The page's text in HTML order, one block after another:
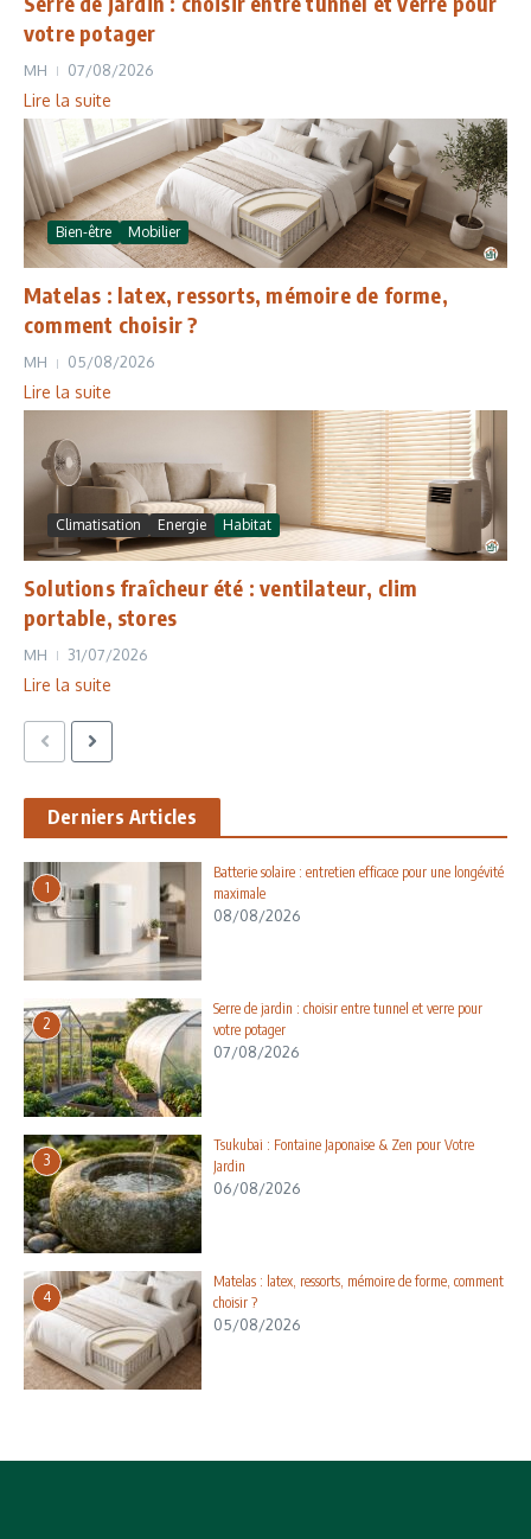
votre potager
MH 07/08/2026
Lire la suite
Bien-être Mobilier
Matelas : latex, ressorts, mémoire de forme,
comment choisir ?
MH 05/08/2026
Lire la suite
Climatisation Energie Habitat
Solutions fraîcheur été : ventilateur, clim
portable, stores
MH 31/07/2026
Lire la suite
Derniers Articles
1
Batterie solaire : entretien efficace pour une longévité
maximale
08/08/2026
2
Serre de jardin : choisir entre tunnel et verre pour
votre potager
07/08/2026
3
Tsukubai : Fontaine Japonaise & Zen pour Votre
Jardin
06/08/2026
4
Matelas : latex, ressorts, mémoire de forme, comment
choisir ?
05/08/2026